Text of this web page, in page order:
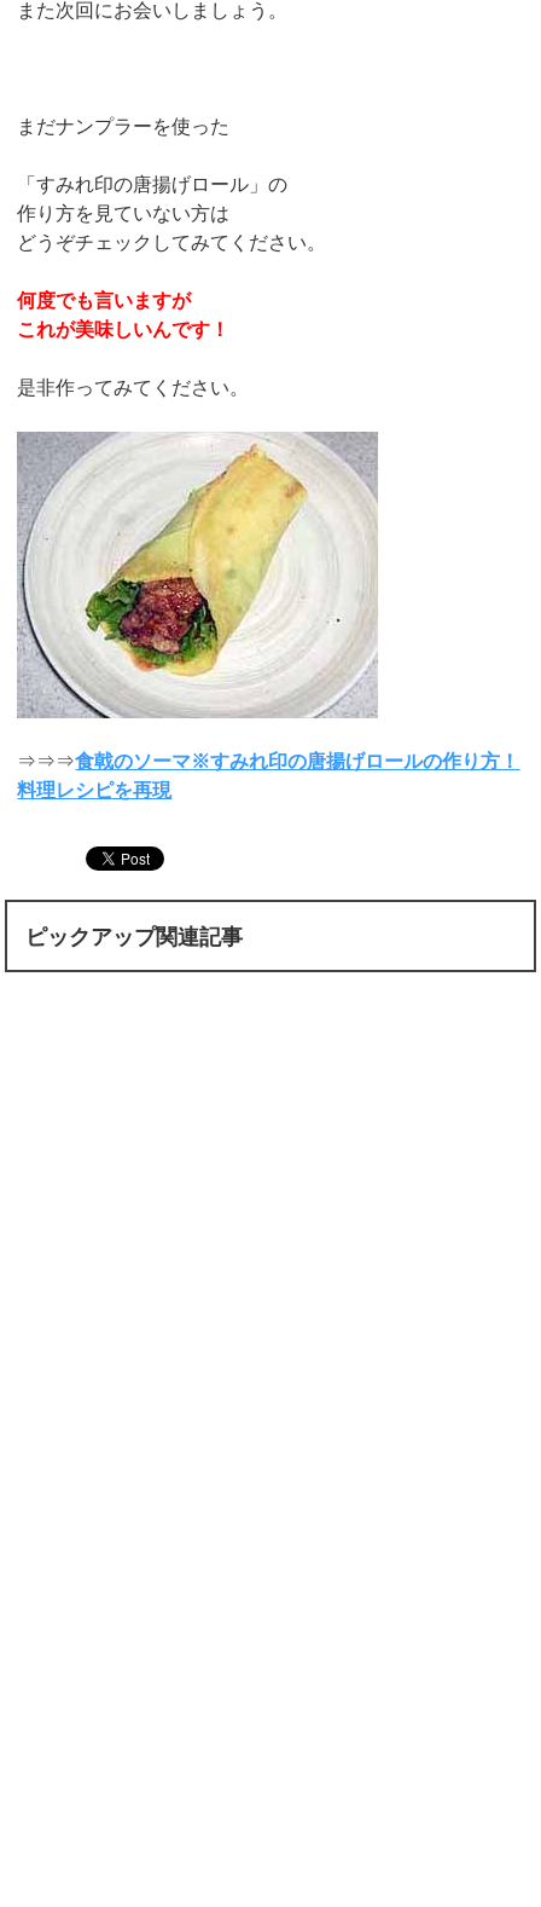
また次回にお会いしましょう。
まだナンプラーを使った
「すみれ印の唐揚げロール」の
作り方を見ていない方は
どうぞチェックしてみてください。
何度でも言いますが
これが美味しいんです！
是非作ってみてください。
⇒⇒⇒食戟のソーマ※すみれ印の唐揚げロールの作り方！
料理レシピを再現
ピックアップ関連記事